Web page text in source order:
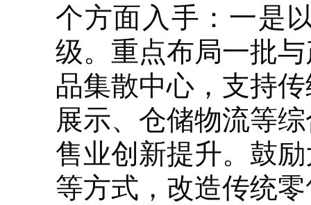
个方面入手：一是
级。重点布局一批
品集散中心，支持
展示、仓储物流等
售业创新提升。鼓
等方式，改造传统